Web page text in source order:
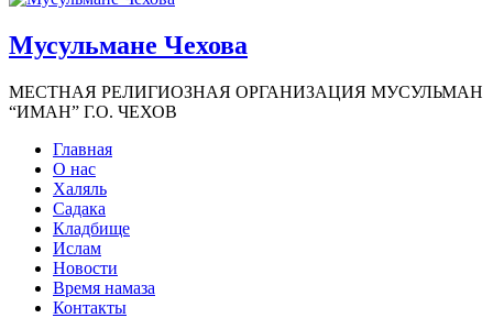
Мусульмане Чехова
МЕСТНАЯ РЕЛИГИОЗНАЯ ОРГАНИЗАЦИЯ МУСУЛЬМАН
“ИМАН” Г.О. ЧЕХОВ
Главная
О нас
Халяль
Садака
Кладбище
Ислам
Новости
Время намаза
Контакты